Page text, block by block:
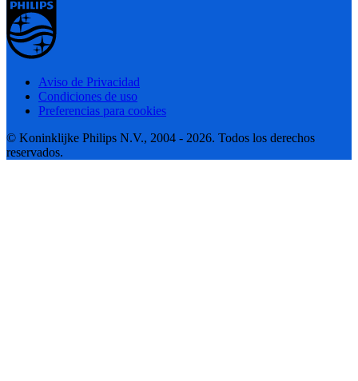
Aviso de Privacidad
Condiciones de uso
Preferencias para cookies
© Koninklijke Philips N.V., 2004 - 2026. Todos los derechos
reservados.